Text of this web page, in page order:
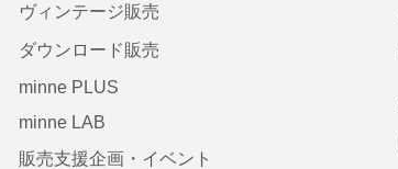
ヴィンテージ販売
ダウンロード販売
minne PLUS
minne LAB
販売支援企画・イベント